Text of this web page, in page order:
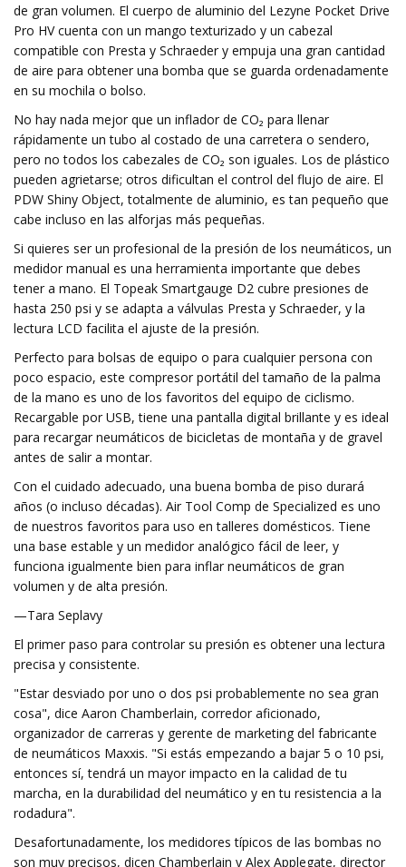
de gran volumen. El cuerpo de aluminio del Lezyne Pocket Drive
Pro HV cuenta con un mango texturizado y un cabezal
compatible con Presta y Schraeder y empuja una gran cantidad
de aire para obtener una bomba que se guarda ordenadamente
en su mochila o bolso.
No hay nada mejor que un inflador de CO₂ para llenar
rápidamente un tubo al costado de una carretera o sendero,
pero no todos los cabezales de CO₂ son iguales. Los de plástico
pueden agrietarse; otros dificultan el control del flujo de aire. El
PDW Shiny Object, totalmente de aluminio, es tan pequeño que
cabe incluso en las alforjas más pequeñas.
Si quieres ser un profesional de la presión de los neumáticos, un
medidor manual es una herramienta importante que debes
tener a mano. El Topeak Smartgauge D2 cubre presiones de
hasta 250 psi y se adapta a válvulas Presta y Schraeder, y la
lectura LCD facilita el ajuste de la presión.
Perfecto para bolsas de equipo o para cualquier persona con
poco espacio, este compresor portátil del tamaño de la palma
de la mano es uno de los favoritos del equipo de ciclismo.
Recargable por USB, tiene una pantalla digital brillante y es ideal
para recargar neumáticos de bicicletas de montaña y de gravel
antes de salir a montar.
Con el cuidado adecuado, una buena bomba de piso durará
años (o incluso décadas). Air Tool Comp de Specialized es uno
de nuestros favoritos para uso en talleres domésticos. Tiene
una base estable y un medidor analógico fácil de leer, y
funciona igualmente bien para inflar neumáticos de gran
volumen y de alta presión.
—Tara Seplavy
El primer paso para controlar su presión es obtener una lectura
precisa y consistente.
"Estar desviado por uno o dos psi probablemente no sea gran
cosa", dice Aaron Chamberlain, corredor aficionado,
organizador de carreras y gerente de marketing del fabricante
de neumáticos Maxxis. "Si estás empezando a bajar 5 o 10 psi,
entonces sí, tendrá un mayor impacto en la calidad de tu
marcha, en la durabilidad del neumático y en tu resistencia a la
rodadura".
Desafortunadamente, los medidores típicos de las bombas no
son muy precisos, dicen Chamberlain y Alex Applegate, director